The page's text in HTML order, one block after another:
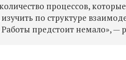
процессов,
по структуре
предстоит немало», —